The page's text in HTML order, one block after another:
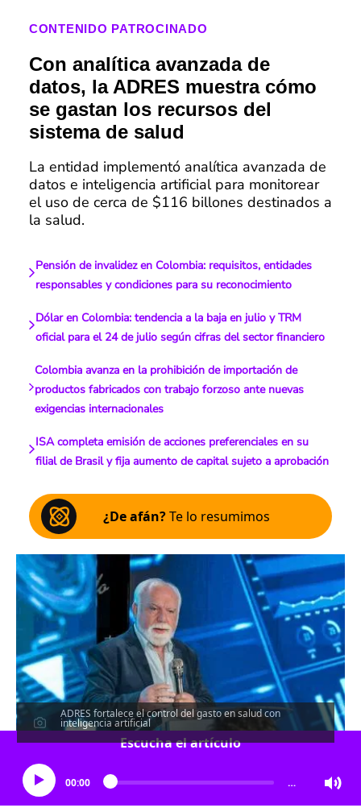
CONTENIDO PATROCINADO
Con analítica avanzada de
datos, la ADRES muestra cómo
se gastan los recursos del
sistema de salud
La entidad implementó analítica avanzada de
datos e inteligencia artificial para monitorear
el uso de cerca de $116 billones destinados a
la salud.
Pensión de invalidez en Colombia: requisitos, entidades
responsables y condiciones para su reconocimiento
Dólar en Colombia: tendencia a la baja en julio y TRM
oficial para el 24 de julio según cifras del sector financiero
Colombia avanza en la prohibición de importación de
productos fabricados con trabajo forzoso ante nuevas
exigencias internacionales
ISA completa emisión de acciones preferenciales en su
filial de Brasil y fija aumento de capital sujeto a aprobación
¿De afán?Te lo resumimos
ADRES fortalece el control del gasto en salud con
inteligencia artificial
Escucha el artículo
00:00 …